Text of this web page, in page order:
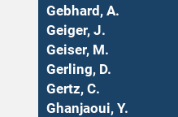
Gebhard, A.
Geiger, J.
Geiser, M.
Gerling, D.
Gertz, C.
Ghanjaoui, Y.